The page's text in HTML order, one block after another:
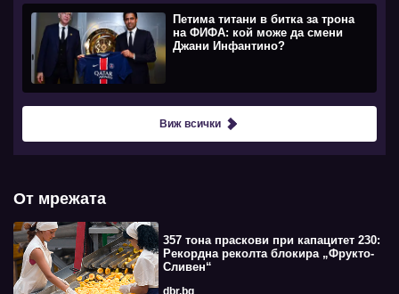
Петима титани в битка за трона
на ФИФА: кой може да смени
Джани Инфантино?
Виж всички
От мрежата
357 тона праскови при капацитет 230:
Рекордна реколта блокира „Фрукто-
Сливен“